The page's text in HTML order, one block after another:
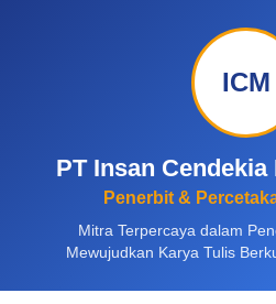
ICM
PT Insan
Penerbit &
Mitra Terpercaya dalam
Mewujudkan Karya Tulis